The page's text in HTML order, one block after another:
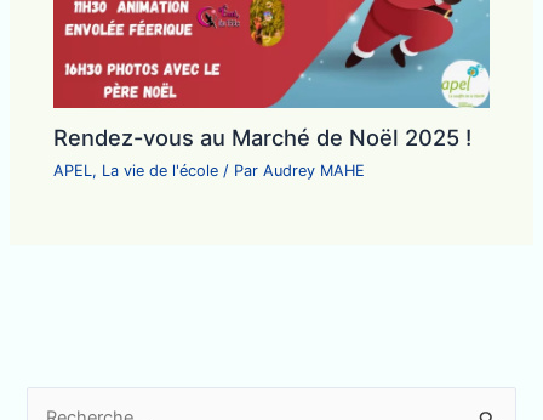
Rendez-vous au Marché de Noël 2025 !
APEL, La vie de l'école / ParAudrey MAHE